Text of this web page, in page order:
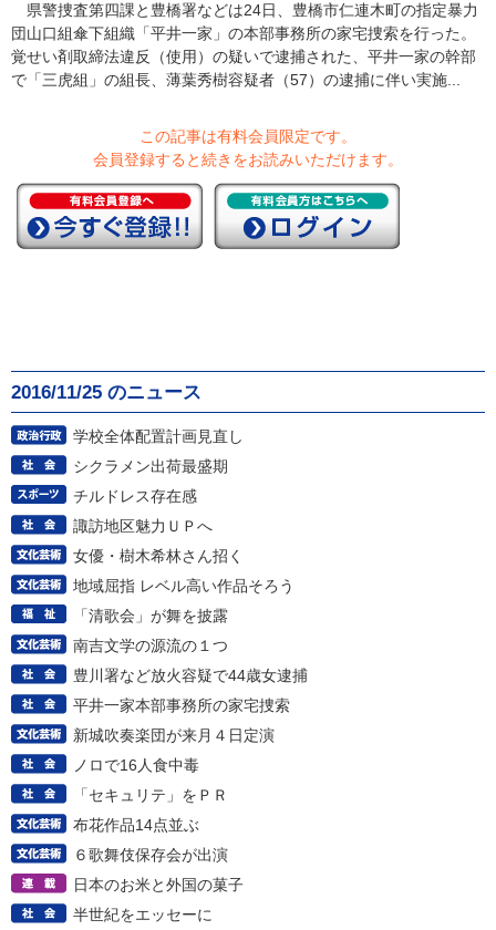
県警捜査第四課と豊橋署などは24日、豊橋市仁連木町の指定暴力
団山口組傘下組織「平井一家」の本部事務所の家宅捜索を行った。
覚せい剤取締法違反（使用）の疑いで逮捕された、平井一家の幹部
で「三虎組」の組長、薄葉秀樹容疑者（57）の逮捕に伴い実施...
この記事は有料会員限定です。
会員登録すると続きをお読みいただけます。
2016/11/25 のニュース
学校全体配置計画見直し
シクラメン出荷最盛期
チルドレス存在感
諏訪地区魅力ＵＰへ
女優・樹木希林さん招く
地域屈指 レベル高い作品そろう
「清歌会」が舞を披露
南吉文学の源流の１つ
豊川署など放火容疑で44歳女逮捕
平井一家本部事務所の家宅捜索
新城吹奏楽団が来月４日定演
ノロで16人食中毒
「セキュリテ」をＰＲ
布花作品14点並ぶ
６歌舞伎保存会が出演
日本のお米と外国の菓子
半世紀をエッセーに